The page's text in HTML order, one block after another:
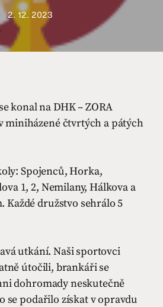
2. 12. 2023
konal na DHK – ZORA
miniházené čtvrtých a pátých
Spojenců, Horka,
1, 2, Nemilany, Hálkova a
Každé družstvo sehrálo 5
utkání. Naši sportovci
útočili, brankáři se
dohromady neskutečně
se podařilo získat v opravdu